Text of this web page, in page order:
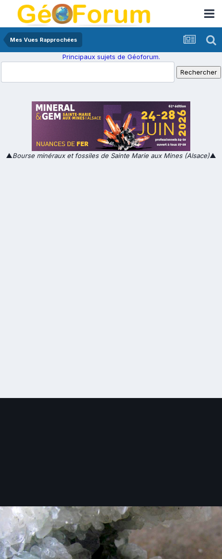
Mes Vues Rapprochées
Principaux sujets de Géoforum.
▲Bourse minéraux et fossiles de Sainte Marie aux Mines (Alsace)▲